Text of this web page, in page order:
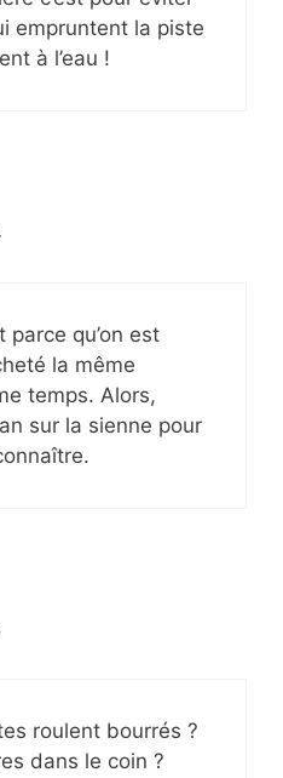
empruntent la piste
à l’eau !
parce qu’on est
la même
temps. Alors,
sur la sienne pour
roulent bourrés ?
dans le coin ?